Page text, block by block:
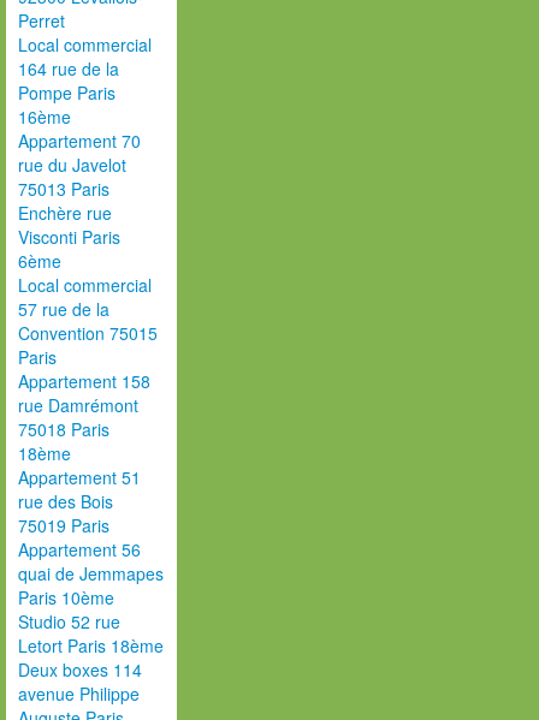
Perret
Local commercial
164 rue de la
Pompe Paris
16ème
Appartement 70
rue du Javelot
75013 Paris
Enchère rue
Visconti Paris
6ème
Local commercial
57 rue de la
Convention 75015
Paris
Appartement 158
rue Damrémont
75018 Paris
18ème
Appartement 51
rue des Bois
75019 Paris
Appartement 56
quai de Jemmapes
Paris 10ème
Studio 52 rue
Letort Paris 18ème
Deux boxes 114
avenue Philippe